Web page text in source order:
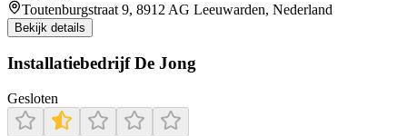
Toutenburgstraat 9, 8912 AG Leeuwarden, Nederland
Bekijk details
Installatiebedrijf De Jong
Gesloten